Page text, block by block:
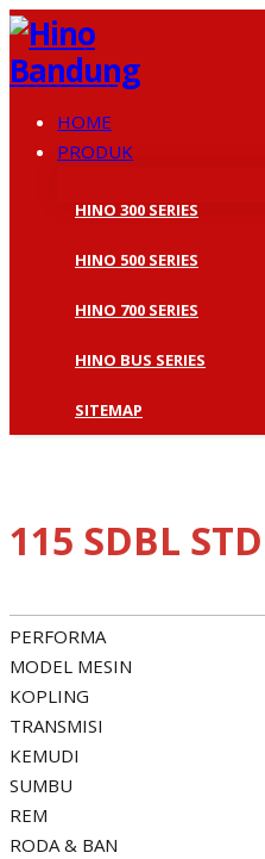
HOME
PRODUK
HINO 300 SERIES
HINO 500 SERIES
HINO 700 SERIES
HINO BUS SERIES
SITEMAP
115 SDBL
PERFORMA
MODEL MESIN
KOPLING
TRANSMISI
KEMUDI
SUMBU
REM
RODA & BAN